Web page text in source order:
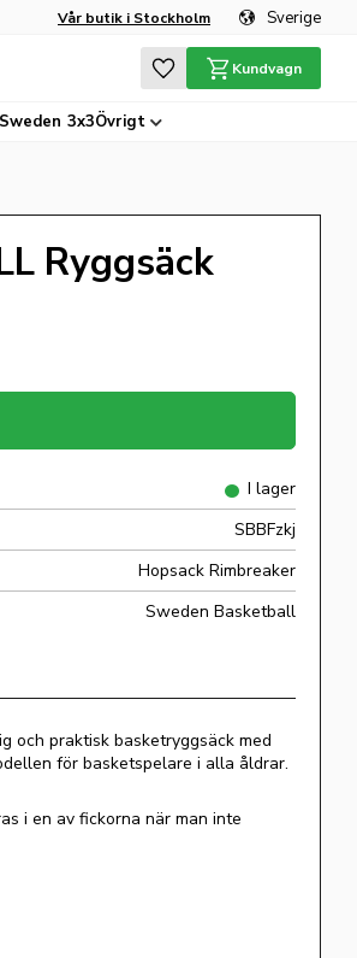
Vår butik i Stockholm Sverige
Favoriter
Kundvagn
3x3Övrigt
Ryggsäck
I lager
SBBFzkj
Hopsack Rimbreaker
Sweden Basketball
och praktisk basketryggsäck med
för basketspelare i alla åldrar.
i en av fickorna när man inte